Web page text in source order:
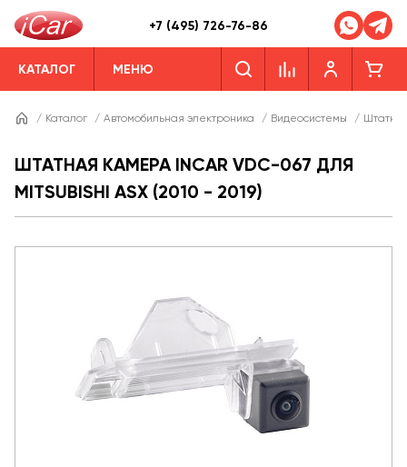
+7 (495) 726-76-86
КАТАЛОГ МЕНЮ
/ Каталог / Автомобильная электроника / Видеосистемы /
ШТАТНАЯ КАМЕРА INCAR VDC-067 ДЛЯ
MITSUBISHI ASX (2010 - 2019)